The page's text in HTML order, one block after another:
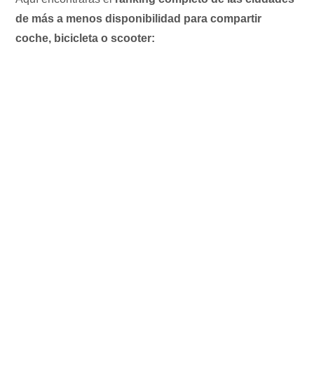
de más a menos disponibilidad para compartir
coche, bicicleta o scooter: